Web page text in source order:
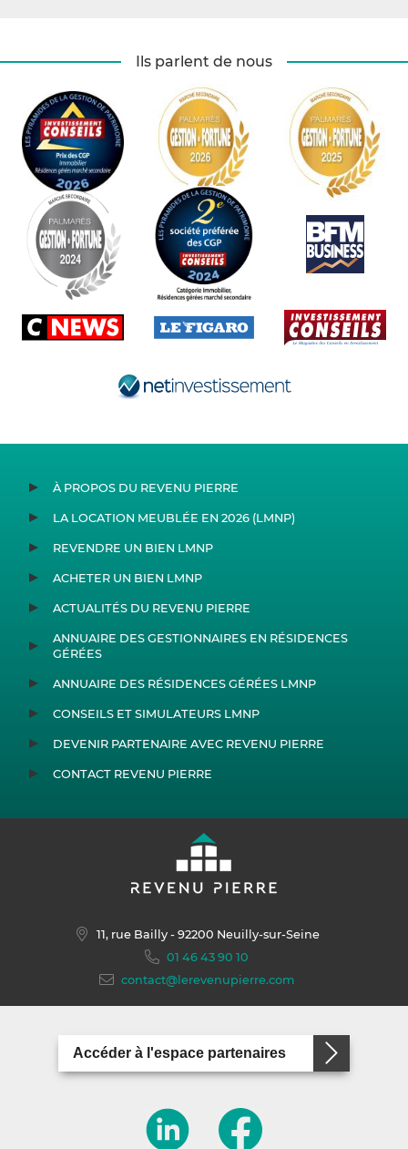
Ils parlent de nous
À PROPOS DU REVENU PIERRE
LA LOCATION MEUBLÉE EN 2026 (LMNP)
REVENDRE UN BIEN LMNP
ACHETER UN BIEN LMNP
ACTUALITÉS DU REVENU PIERRE
ANNUAIRE DES GESTIONNAIRES EN RÉSIDENCES
GÉRÉES
ANNUAIRE DES RÉSIDENCES GÉRÉES LMNP
CONSEILS ET SIMULATEURS LMNP
DEVENIR PARTENAIRE AVEC REVENU PIERRE
CONTACT REVENU PIERRE
11, rue Bailly- 92200 Neuilly-sur-Seine
01 46 43 90 10
contact@lerevenupierre.com
Accéder à l'espace partenaires